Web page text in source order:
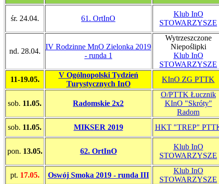
śr. 24.04. 61. OrtInO
Klub InO
STOWARZYSZE
nd. 28.04.
IV Rodzinne MnO Zielonka 2019
- runda 1
Wytrzeszczone
Niepoślipki
Klub InO
STOWARZYSZE
11-19.05.
V Ogólnopolski Tydzień
Turystycznych InO
KInO ZG PTTK
sob. 11.05. Radomskie 2x2
O/PTTK Łucznik
KInO "Skróty"
Radom
sob. 11.05. MIKSER 2019 HKT "TREP"
pon. 13.05. 62. OrtInO
Klub InO
STOWARZYSZE
pt. 17.05. Oswój Smoka 2019 - runda III
Klub InO
STOWARZYSZE